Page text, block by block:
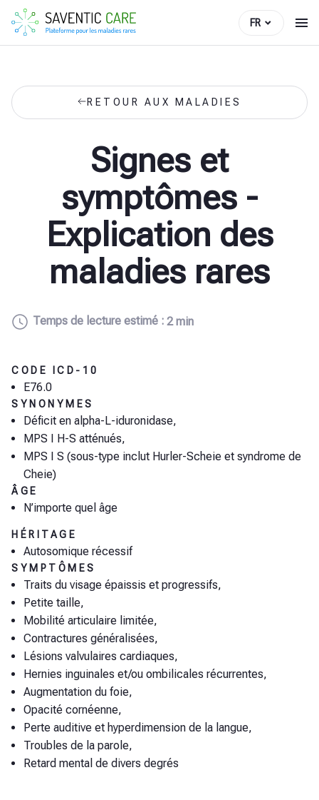
FR
RETOUR AUX MALADIES
Signes et
symptômes -
Explication des
maladies rares
Temps de lecture estimé : 2 min
CODE ICD-10
E76.0
SYNONYMES
Déficit en alpha-L-iduronidase,
MPS I H-S atténués,
MPS I S (sous-type inclut Hurler-Scheie et syndrome de
Cheie)
ÂGE
N’importe quel âge
HÉRITAGE
Autosomique récessif
SYMPTÔMES
Traits du visage épaissis et progressifs,
Petite taille,
Mobilité articulaire limitée,
Contractures généralisées,
Lésions valvulaires cardiaques,
Hernies inguinales et/ou ombilicales récurrentes,
Augmentation du foie,
Opacité cornéenne,
Perte auditive et hyperdimension de la langue,
Troubles de la parole,
Retard mental de divers degrés